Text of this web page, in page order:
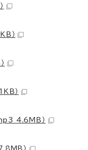
）
）
4.6MB）
）